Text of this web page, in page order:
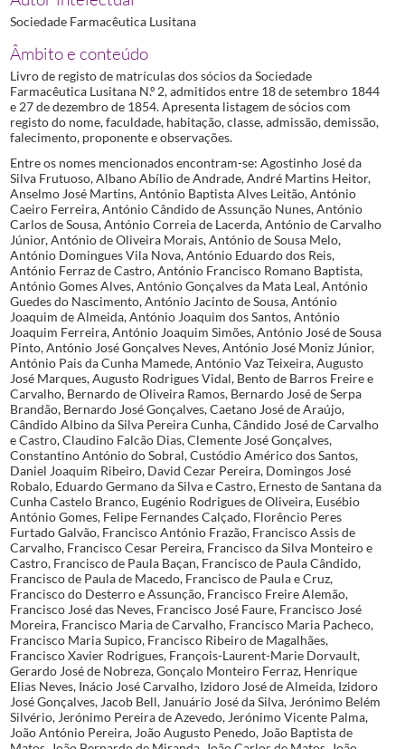
Sociedade Farmacêutica Lusitana
Âmbito e conteúdo
Livro de registo de matrículas dos sócios da Sociedade
Farmacêutica Lusitana N.º 2, admitidos entre 18 de setembro 1844
e 27 de dezembro de 1854. Apresenta listagem de sócios com
registo do nome, faculdade, habitação, classe, admissão, demissão,
falecimento, proponente e observações.
Entre os nomes mencionados encontram-se: Agostinho José da
Silva Frutuoso, Albano Abílio de Andrade, André Martins Heitor,
Anselmo José Martins, António Baptista Alves Leitão, António
Caeiro Ferreira, António Cândido de Assunção Nunes, António
Carlos de Sousa, António Correia de Lacerda, António de Carvalho
Júnior, António de Oliveira Morais, António de Sousa Melo,
António Domingues Vila Nova, António Eduardo dos Reis,
António Ferraz de Castro, António Francisco Romano Baptista,
António Gomes Alves, António Gonçalves da Mata Leal, António
Guedes do Nascimento, António Jacinto de Sousa, António
Joaquim de Almeida, António Joaquim dos Santos, António
Joaquim Ferreira, António Joaquim Simões, António José de Sousa
Pinto, António José Gonçalves Neves, António José Moniz Júnior,
António Pais da Cunha Mamede, António Vaz Teixeira, Augusto
José Marques, Augusto Rodrigues Vidal, Bento de Barros Freire e
Carvalho, Bernardo de Oliveira Ramos, Bernardo José de Serpa
Brandão, Bernardo José Gonçalves, Caetano José de Araújo,
Cândido Albino da Silva Pereira Cunha, Cândido José de Carvalho
e Castro, Claudino Falcão Dias, Clemente José Gonçalves,
Constantino António do Sobral, Custódio Américo dos Santos,
Daniel Joaquim Ribeiro, David Cezar Pereira, Domingos José
Robalo, Eduardo Germano da Silva e Castro, Ernesto de Santana da
Cunha Castelo Branco, Eugénio Rodrigues de Oliveira, Eusébio
António Gomes, Felipe Fernandes Calçado, Florêncio Peres
Furtado Galvão, Francisco António Frazão, Francisco Assis de
Carvalho, Francisco Cesar Pereira, Francisco da Silva Monteiro e
Castro, Francisco de Paula Baçan, Francisco de Paula Cândido,
Francisco de Paula de Macedo, Francisco de Paula e Cruz,
Francisco do Desterro e Assunção, Francisco Freire Alemão,
Francisco José das Neves, Francisco José Faure, Francisco José
Moreira, Francisco Maria de Carvalho, Francisco Maria Pacheco,
Francisco Maria Supico, Francisco Ribeiro de Magalhães,
Francisco Xavier Rodrigues, François-Laurent-Marie Dorvault,
Gerardo José de Nobreza, Gonçalo Monteiro Ferraz, Henrique
Elias Neves, Inácio José Carvalho, Izidoro José de Almeida, Izidoro
José Gonçalves, Jacob Bell, Januário José da Silva, Jerónimo Belém
Silvério, Jerónimo Pereira de Azevedo, Jerónimo Vicente Palma,
João António Pereira, João Augusto Penedo, João Baptista de